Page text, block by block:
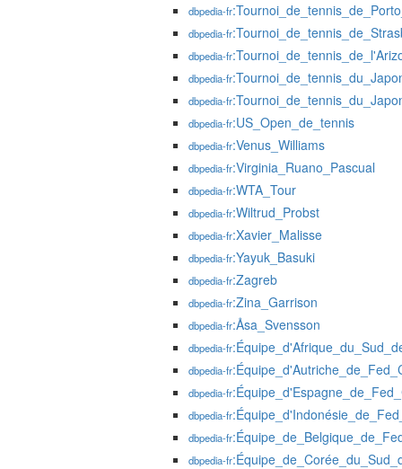
dbpedia-fr
dbpedia-fr
dbpedia-fr
dbpedia-fr
dbpedia-fr
dbpedia-fr:US_Open_de_tennis
dbpedia-fr:Venus_Williams
dbpedia-fr:Virginia_Ruano_Pascual
dbpedia-fr:WTA_Tour
dbpedia-fr:Wiltrud_Probst
dbpedia-fr:Xavier_Malisse
dbpedia-fr:Yayuk_Basuki
dbpedia-fr:Zagreb
dbpedia-fr:Zina_Garrison
dbpedia-fr:Åsa_Svensson
dbpedia-fr
dbpedia-fr
dbpedia-fr
dbpedia-fr
dbpedia-fr
dbpedia-fr